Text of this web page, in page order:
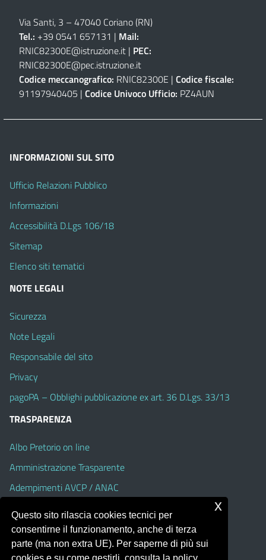
Via Santi, 3 – 47040 Coriano (RN)
Tel.: +39 0541 657131 | Mail:
RNIC82300E@istruzione.it | PEC:
RNIC82300E@pec.istruzione.it
Codice meccanografico: RNIC82300E | Codice fiscale:
91197940405 | Codice Univoco Ufficio: PZ4AUN
INFORMAZIONI SUL SITO
Ufficio Relazioni Pubblico
Informazioni
Accessibilità D.Lgs 106/18
Sitemap
Elenco siti tematici
NOTE LEGALI
Sicurezza
Note Legali
Responsabile del sito
Privacy
pagoPA – Obblighi pubblicazione ex art. 36 D.Lgs. 33/13
TRASPARENZA
Albo Pretorio on line
Amministrazione Trasparente
Adempimenti AVCP / ANAC
Accesso Civico
Dichiarazione di accessibilità
Questo sito rilascia cookies tecnici per
consentirne il funzionamento, anche di terza
parte (ma non extra UE). Per saperne di più sui
x